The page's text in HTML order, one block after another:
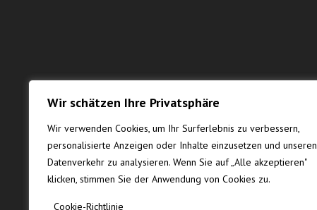
Wir schätzen Ihre Privatsphäre
Wir verwenden Cookies, um Ihr Surferlebnis zu verbessern,
personalisierte Anzeigen oder Inhalte einzusetzen und unseren
Datenverkehr zu analysieren. Wenn Sie auf „Alle akzeptieren"
klicken, stimmen Sie der Anwendung von Cookies zu.
Cookie-Richtlinie